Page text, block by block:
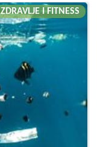
ZDRAVLJE I FITNESS